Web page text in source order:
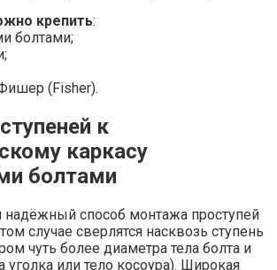
крепить:
болтами;
(Fisher).
к
каркасу
болтами
способ монтажа проступей
случае сверлятся насквозь ступень
чуть более диаметра тела болта и
уголка или тело косоура). Широкая